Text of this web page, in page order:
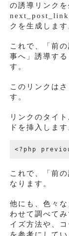
の誘導リンク
クを生成します
これで、「前
事へ」誘導す
す。
このリンクは
す。
リンクのタイ
ドを挿入します
これで、「前
なります。
他にも、色々
わせて調べて
イズ方法や、コ